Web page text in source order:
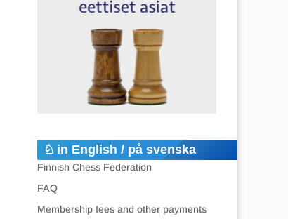
in English / på svenska
Finnish Chess Federation
FAQ
Membership fees and other payments